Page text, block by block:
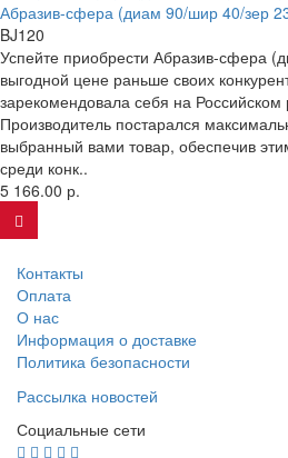
Абразив-сфера (диам 90/шир 40/зер
BJ120
Успейте приобрести Абразив-сфера
выгодной цене раньше своих
зарекомендовала себя на Российском
Производитель постарался
выбранный вами товар, обеспечив
среди конк..
5 166.00 р.
Контакты
Оплата
О нас
Информация о доставке
Политика безопасности
Рассылка новостей
Социальные сети